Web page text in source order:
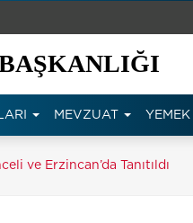
MEVZUAT YEMEK
ve Erzincan’da Tanıtıldı